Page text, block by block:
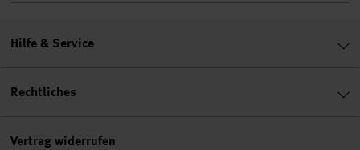
Hilfe & Service
Rechtliches
Vertrag widerrufen